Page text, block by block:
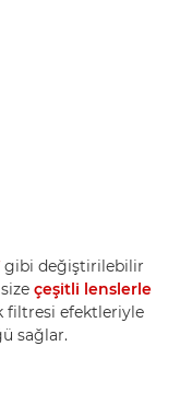
gibi değiştirilebilir
çeşitli lenslerle
filtresi efektleriyle
sağlar.